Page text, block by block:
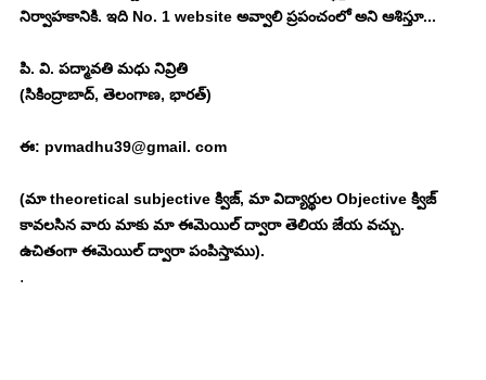
నిర్వాహకానికి. ఇది No. 1 website అవ్వాలి ప్రపంచంలో అని ఆశిస్తూ...
పి. వి. పద్మావతి మధు నివ్రితి
(సికింద్రాబాద్, తెలంగాణ, భారత్)
ఈ: pvmadhu39@gmail. com
(మా theoretical subjective క్విజ్, మా విద్యార్థుల Objective క్విజ్
కావలసిన వారు మాకు మా ఈమెయిల్ ద్వారా తెలియ జేయ వచ్చు.
ఉచితంగా ఈమెయిల్ ద్వారా పంపిస్తాము).
.